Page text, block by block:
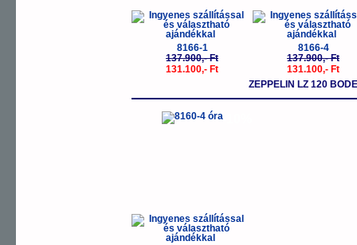
8166-1
137.900,- Ft
131.100,- Ft
8166-4
137.900,- Ft
131.100,- Ft
ZEPPELIN LZ 120
-10%